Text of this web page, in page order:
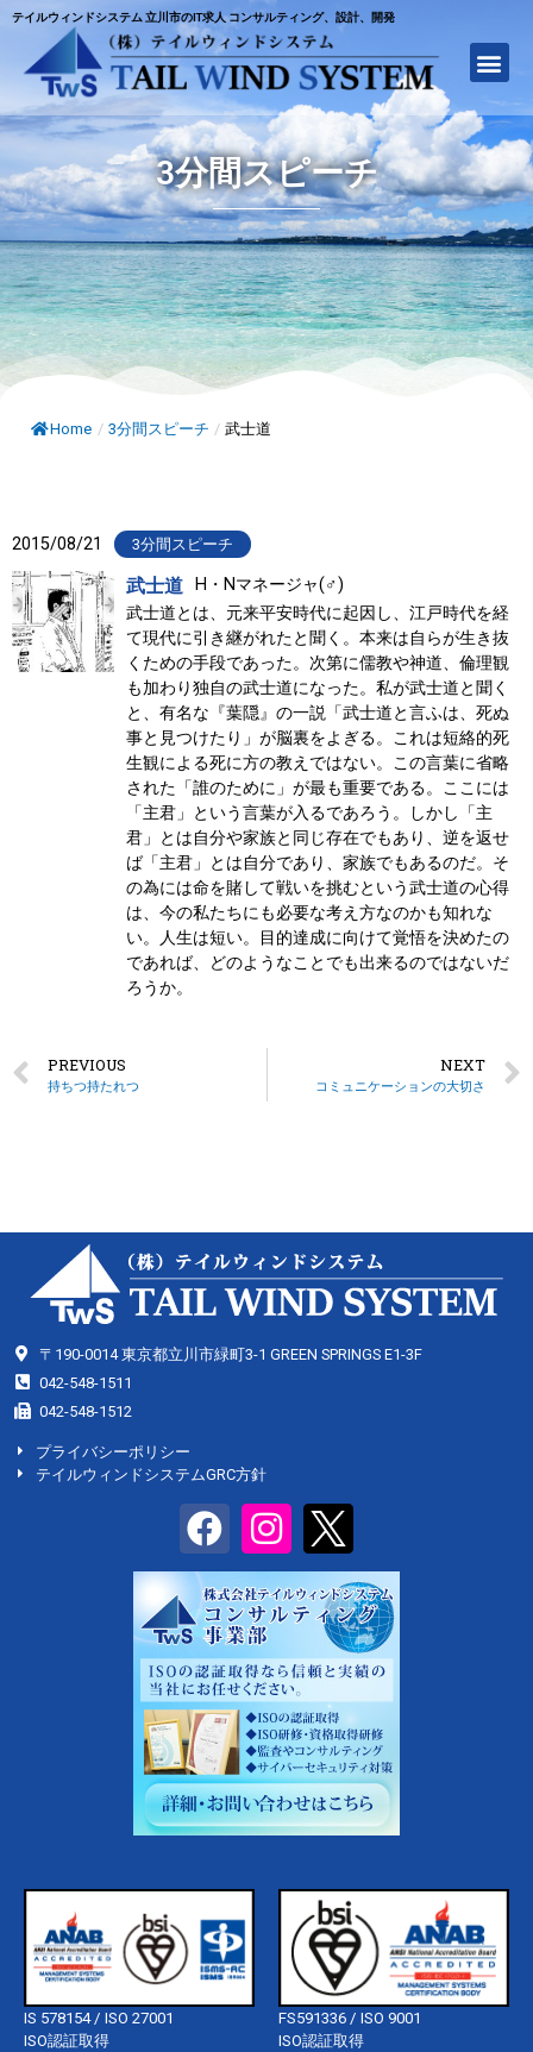
テイルウィンドシステム 立川市のIT求人 コンサルティング、設計、開発
3分間スピーチ
Home / 3分間スピーチ / 武士道
2015/08/21 3分間スピーチ
武士道
H・Nマネージャ(♂)
武士道とは、元来平安時代に起因し、江戸時代を経
て現代に引き継がれたと聞く。本来は自らが生き抜
くための手段であった。次第に儒教や神道、倫理観
も加わり独自の武士道になった。私が武士道と聞く
と、有名な『葉隠』の一説「武士道と言ふは、死ぬ
事と見つけたり」が脳裏をよぎる。これは短絡的死
生観による死に方の教えではない。この言葉に省略
された「誰のために」が最も重要である。ここには
「主君」という言葉が入るであろう。しかし「主
君」とは自分や家族と同じ存在でもあり、逆を返せ
ば「主君」とは自分であり、家族でもあるのだ。そ
の為には命を賭して戦いを挑むという武士道の心得
は、今の私たちにも必要な考え方なのかも知れな
い。人生は短い。目的達成に向けて覚悟を決めたの
であれば、どのようなことでも出来るのではないだ
ろうか。
PREVIOUS
持ちつ持たれつ
NEXT
コミュニケーションの大切さ
〒190-0014 東京都立川市緑町3-1 GREEN SPRINGS E1-3F
042-548-1511
042-548-1512
プライバシーポリシー
テイルウィンドシステムGRC方針
IS 578154 / ISO 27001
ISO認証取得
FS591336 / ISO 9001
ISO認証取得